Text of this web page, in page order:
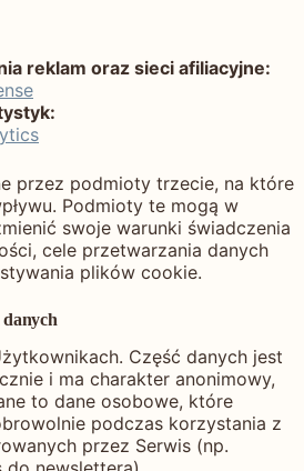
reklam oraz sieci afiliacyjne:
przez podmioty trzecie, na które
Podmioty te mogą w
swoje warunki świadczenia
cele przetwarzania danych
plików cookie.
danych
Część danych jest
i ma charakter anonimowy,
to dane osobowe, które
podczas korzystania z
przez Serwis (np.